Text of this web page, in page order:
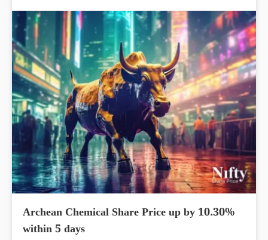
Archean Chemical Share Price up by 10.30%
within 5 days